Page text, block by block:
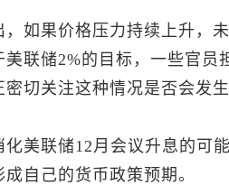
，如果价格压力持续上升，
美联储2%的目标，一些官
密切关注这种情况是否会发
美联储12月会议升息的可
自己的货币政策预期。